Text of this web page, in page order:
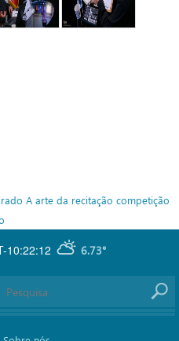
A arte da recitação competição
10:22:12 6.73°